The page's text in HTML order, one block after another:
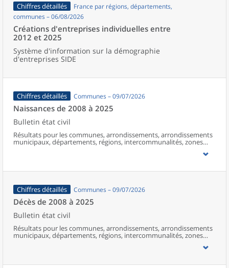
Chiffres détaillés
France par régions, départements,
communes – 06/08/2026
Créations d'entreprises individuelles entre
2012 et 2025
Système d'information sur la démographie
d'entreprises SIDE
Chiffres détaillés Communes – 09/07/2026
Naissances de 2008 à 2025
Bulletin état civil
Résultats pour les communes, arrondissements, arrondissements
municipaux, départements, régions, intercommunalités, zones
d’emploi, bassins de vie, unités urbaines et aires d’attraction des
Chiffres détaillés Communes – 09/07/2026
Décès de 2008 à 2025
Bulletin état civil
Résultats pour les communes, arrondissements, arrondissements
municipaux, départements, régions, intercommunalités, zones
d’emploi, bassins de vie, unités urbaines et aires d’attraction des